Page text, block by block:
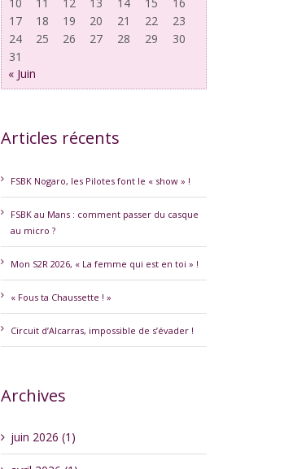
17
18 19 20 21 22
23
24
25 26 27 28 29
30
31
« Juin
Articles récents
FSBK Nogaro, les Pilotes font le « show » !
FSBK au Mans : comment passer du casque
au micro ?
Mon S2R 2026, « La femme qui est en toi » !
« Fous ta Chaussette ! »
Circuit d’Alcarras, impossible de s’évader !
Archives
juin 2026 (1)